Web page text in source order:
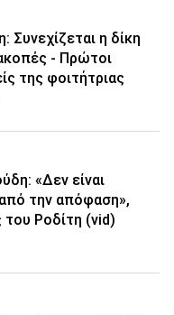
Συνεχίζεται η δίκη
- Πρώτοι
της φοιτήτριας
«Δεν είναι
την απόφαση»,
του Ροδίτη (vid)